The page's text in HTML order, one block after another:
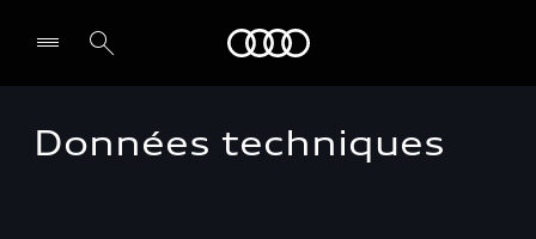
Select dealer
Données techniques